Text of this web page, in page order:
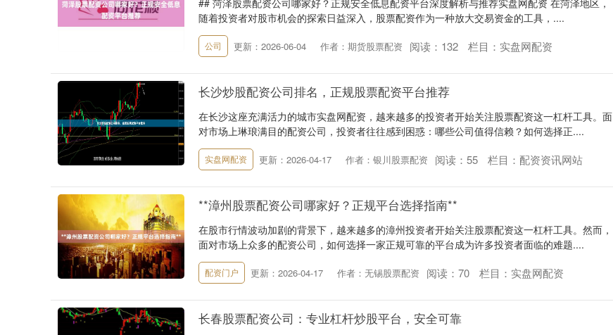
## 菏泽股票配资公司哪家好？正规安全低息配资平台深度解析与推荐实盘网配资 在菏泽地区，
随着投资者对股市机会的探索日益深入，股票配资作为一种放大交易资金的工具，....
公司 更新：2026-06-04 作者：期货股票配资 阅读： 132 栏目： 实盘网配资
长沙炒股配资公司排名，正规股票配资平台推荐
在长沙这座充满活力的城市实盘网配资，越来越多的投资者开始关注股票配资这一杠杆工具。面
对市场上琳琅满目的配资公司，投资者往往感到困惑：哪些公司值得信赖？如何选择正....
实盘网配资 更新：2026-04-17 作者：银川股票配资 阅读： 55 栏目： 配资资讯网站
**漳州股票配资公司哪家好？正规平台选择指南**
在股市行情波动加剧的背景下，越来越多的漳州投资者开始关注股票配资这一杠杆工具。然而，
面对市场上众多的配资公司，如何选择一家正规可靠的平台成为许多投资者面临的难题....
配资门户 更新：2026-04-17 作者：无锡股票配资 阅读： 70 栏目： 实盘网配资
长春股票配资公司：专业杠杆炒股平台，安全可靠